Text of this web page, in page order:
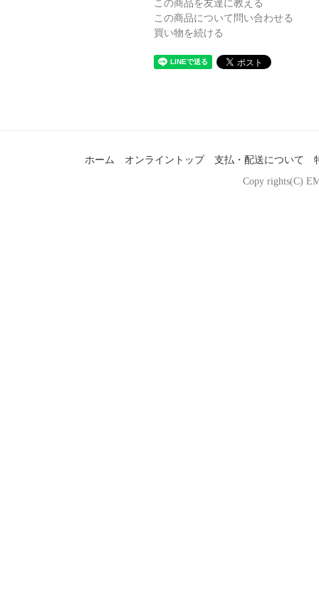
この商品を友達に教える
この商品について問い合わせる
買い物を続ける
ホーム オンライントップ 支払・配送について
Copy rights(C)